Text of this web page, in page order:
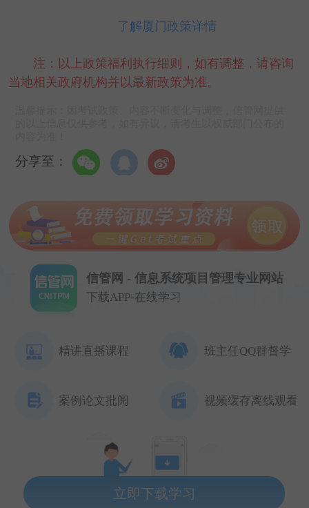
了解厦门政策详情
注：以上政策福利执行细则，如有调整，请咨询
当地相关政府机构并以最新政策为准。
分享至：
信管网 - 信息系统项目管理专业网站
下载APP-在线学习
精讲直播课程 班主任QQ群督学
案例论文批阅 视频缓存离线观看
立即下载学习